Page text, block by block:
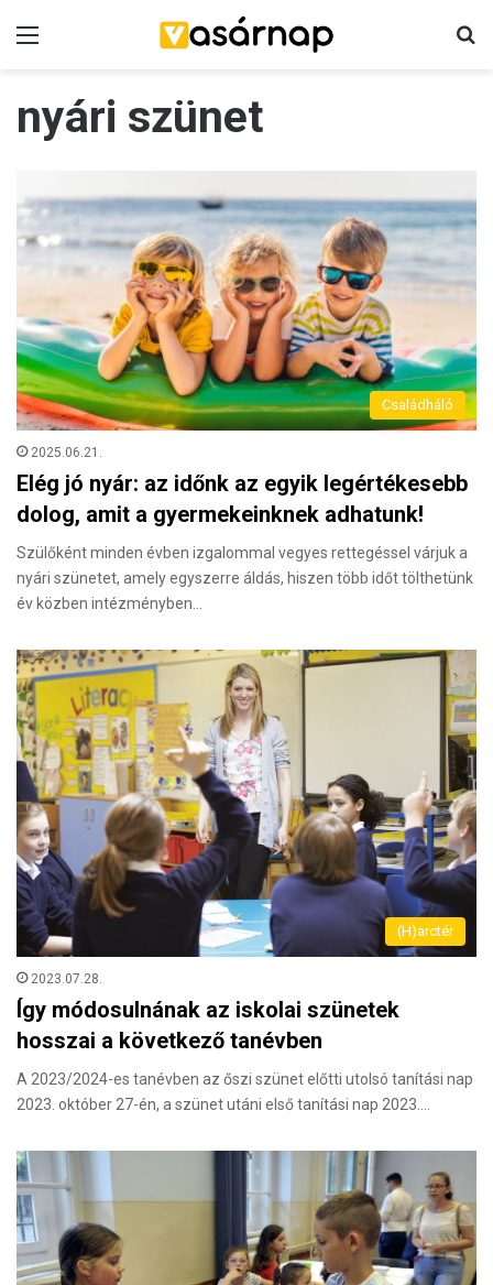
nyári szünet
Családháló
2025.06.21.
Elég jó nyár: az időnk az egyik legértékesebb
dolog, amit a gyermekeinknek adhatunk!
Szülőként minden évben izgalommal vegyes rettegéssel várjuk a
nyári szünetet, amely egyszerre áldás, hiszen több időt tölthetünk
év közben intézményben…
(H)arctér
2023.07.28.
Így módosulnának az iskolai szünetek
hosszai a következő tanévben
A 2023/2024-es tanévben az őszi szünet előtti utolsó tanítási nap
2023. október 27-én, a szünet utáni első tanítási nap 2023.…